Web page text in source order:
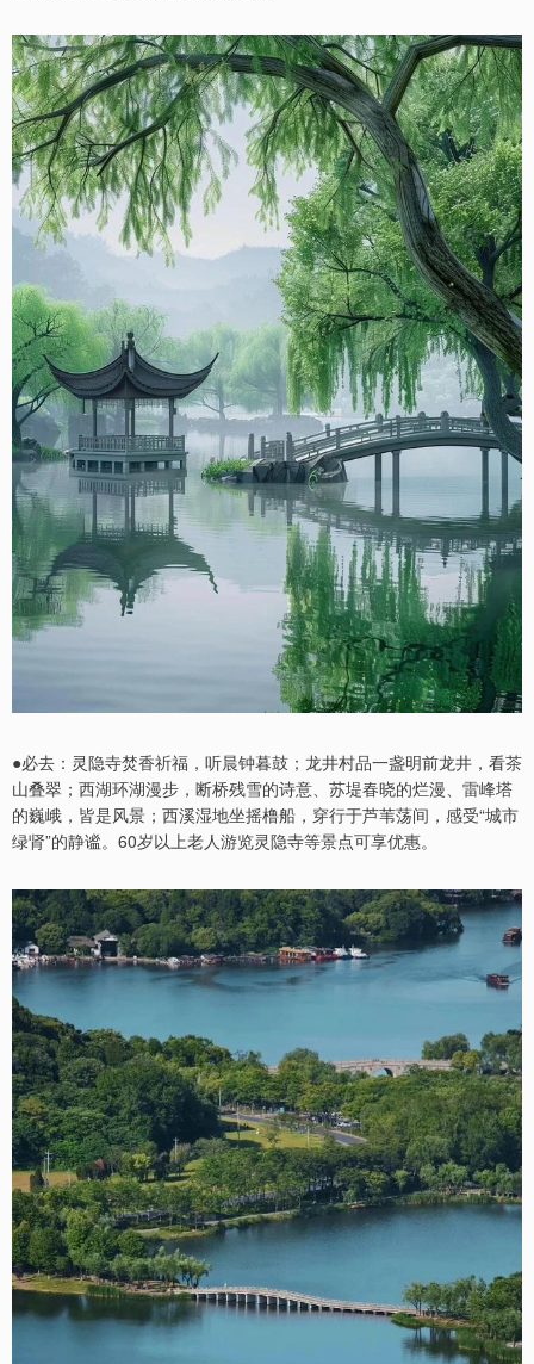
●必去：灵隐寺焚香祈福，听晨钟暮鼓；龙井村品一盏明前龙井，看茶
山叠翠；西湖环湖漫步，断桥残雪的诗意、苏堤春晓的烂漫、雷峰塔
的巍峨，皆是风景；西溪湿地坐摇橹船，穿行于芦苇荡间，感受“城市
绿肾”的静谧。60岁以上老人游览灵隐寺等景点可享优惠。